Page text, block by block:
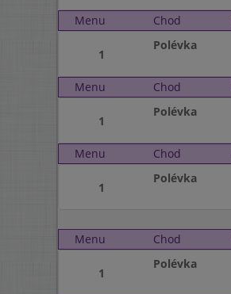
Menu Chod
1
Polévka
Menu Chod
1
Polévka
Menu Chod
1
Polévka
Menu
Chod
1
Polévka